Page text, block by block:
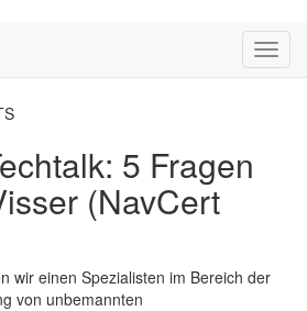
5 Fragen
(NavCert
wir einen Spezialisten im Bereich der
von unbemannten